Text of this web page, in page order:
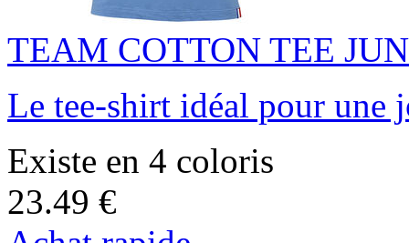
TEAM COTTON TEE
Le tee-shirt idéal pour une
Existe en 4 coloris
23.49 €